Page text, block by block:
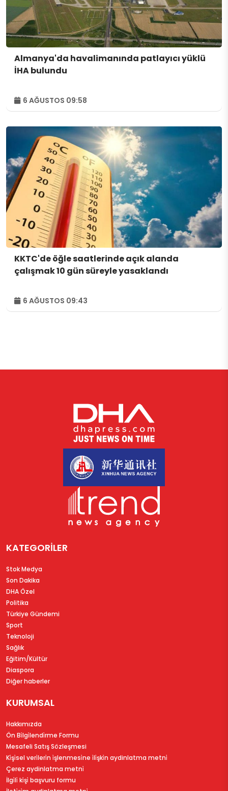
Almanya'da havalimanında patlayıcı yüklü
İHA bulundu
6 AĞUSTOS 09:58
KKTC'de öğle saatlerinde açık alanda
çalışmak 10 gün süreyle yasaklandı
6 AĞUSTOS 09:43
KATEGORİLER
Stok Medya
Son Dakika
DHA Özel
Politika
Türkiye Gündemi
Sport
Teknoloji
Sağlık
Eğitim/Kültür
Diaspora
Diğer haberler
KURUMSAL
Hakkımızda
Ön Bi̇lgi̇lendi̇rme Formu
Mesafeli Satış Sözleşmesi
Ki̇şi̇sel veri̇leri̇n i̇şlenmesi̇ne i̇li̇şki̇n aydinlatma metni̇
Çerez aydinlatma metni̇
İlgi̇li̇ ki̇şi̇ başvuru formu